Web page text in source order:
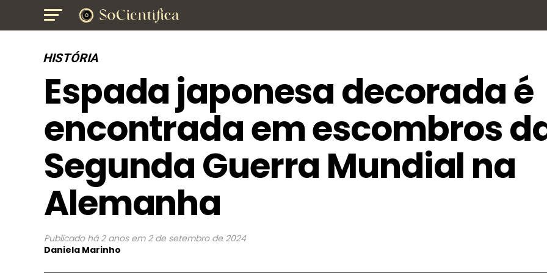
HISTÓRIA
Espada japonesa decorada é
encontrada em escombros
Segunda Guerra Mundial na
Alemanha
Publicado há 2 anos em 2 de setembro de 2024
Daniela Marinho